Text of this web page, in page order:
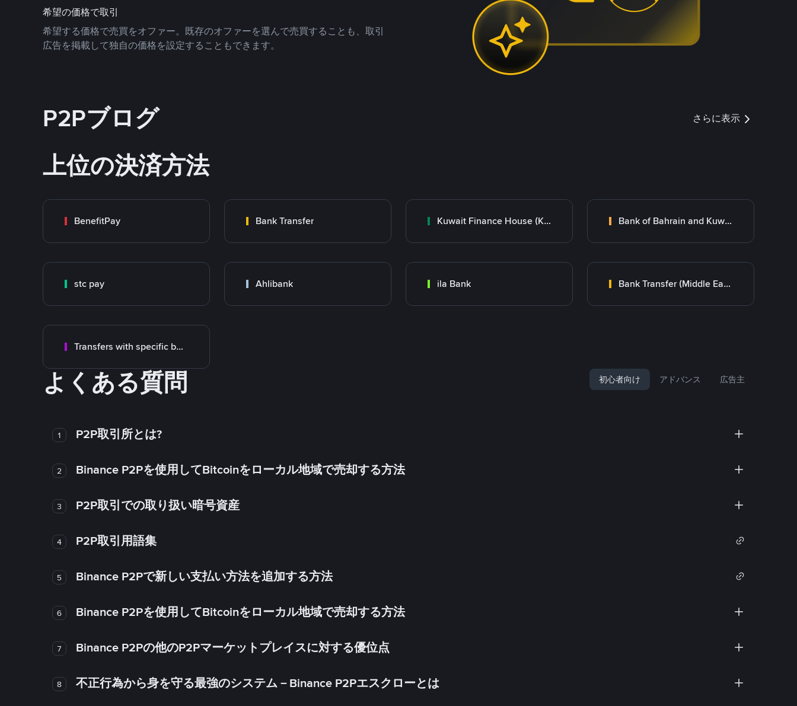
希望の価格で取引
希望する価格で売買をオファー。既存のオファーを選んで売買することも、取引
広告を掲載して独自の価格を設定することもできます。
P2Pブログ さらに表示
上位の決済方法
BenefitPay Bank Transfer Kuwait Finance House (KFH) Bank of Bahrain and Kuwait B.S.C.
stc pay Ahlibank ila Bank Bank Transfer (Middle East)
Transfers with specific bank
よくある質問 初心者向け アドバンス 広告主
1 P2P取引所とは?
2 Binance P2Pを使用してBitcoinをローカル地域で売却する方法
3 P2P取引での取り扱い暗号資産
4 P2P取引用語集
5 Binance P2Pで新しい支払い方法を追加する方法
6 Binance P2Pを使用してBitcoinをローカル地域で売却する方法
7 Binance P2Pの他のP2Pマーケットプレイスに対する優位点
8 不正行為から身を守る最強のシステム－Binance P2Pエスクローとは